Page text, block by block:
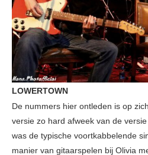
LOWERTOWN
De nummers hier ontleden is op
versie zo hard afweek van de
was de typische voortkabbelende
manier van gitaarspelen bij Olivia